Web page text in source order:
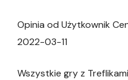
Opinia od Użytkownik
2022-03-11
Wszystkie gry z